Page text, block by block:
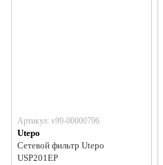
Артикул: v99-00000796
Utepo
Сетевой фильтр Utepo
USP201EP